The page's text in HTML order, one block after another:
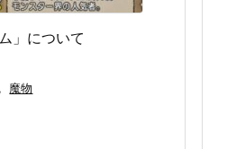
」について
, 魔物